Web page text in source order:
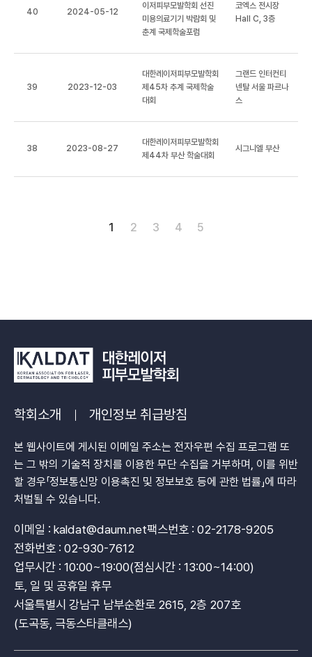
40 2024-05-12
이저피부모발학회 선진
미용의료기기 박람회 및
춘계 국제학술포럼
코엑스 전시장
Hall C, 3층
39 2023-12-03
대한레이저피부모발학회
제45차 추계 국제학술
대회
그랜드 인터컨티
넨탈 서울 파르나
스
38 2023-08-27
대한레이저피부모발학회
제44차 부산 학술대회
시그니엘 부산
1 2 3 4 5
학회소개 개인정보 취급방침
본 웹사이트에 게시된 이메일 주소는 전자우편 수집 프로그램 또
는 그 밖의 기술적 장치를 이용한 무단 수집을 거부하며, 이를 위반
할 경우「정보통신망 이용촉진 및 정보보호 등에 관한 법률」에 따라
처벌될 수 있습니다.
이메일 : kaldat@daum.net팩스번호 : 02-2178-9205
전화번호 : 02-930-7612
업무시간 : 10:00~19:00(점심시간 : 13:00~14:00)
토, 일 및 공휴일 휴무
서울특별시 강남구 남부순환로 2615, 2층 207호
(도곡동, 극동스타클래스)